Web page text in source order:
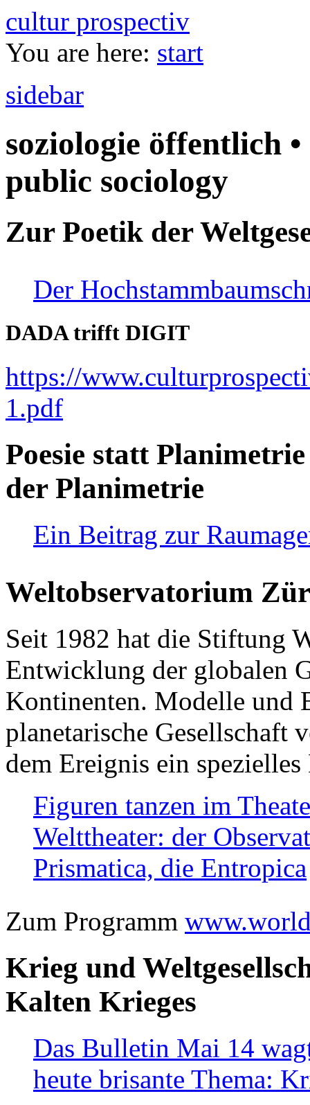
cultur prospectiv
You are here: start
sidebar
soziologie öffentlich
public sociology
Zur Poetik der
Der
DADA trifft DIGIT
https://
1.pdf
Poesie statt
der Planimetrie
Ein Beitrag zur
Weltobservatorium
Seit 1982 hat die Stiftung
Entwicklung der globalen
Kontinenten. Modelle und
planetarische Gesellschaft
dem Ereignis ein
Figuren tanzen im
Welttheater: der
Prismatica, die Entropica
Zum Programm
Krieg und
Kalten Krieges
Das Bulletin Mai 14
heute brisante Thema: